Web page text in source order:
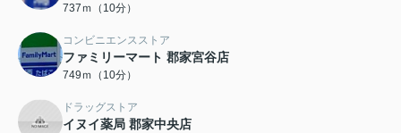
737ｍ（10分）
コンビニエンスストア
ファミリーマート 郡家宮谷店
749ｍ（10分）
ドラッグストア
イヌイ薬局 郡家中央店